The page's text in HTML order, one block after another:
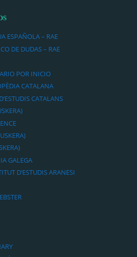
ESPAÑOLA – RAE
DE DUDAS – RAE
POR INICIO
CATALANA
CATALANS
GALEGA
D’ESTUDIS ARANESI